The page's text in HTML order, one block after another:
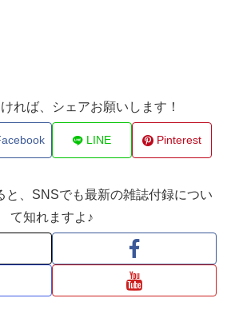
れば、シェアお願いします！
LINE Pinterest
と、SNSでも最新の雑誌付録につい
て知れますよ♪